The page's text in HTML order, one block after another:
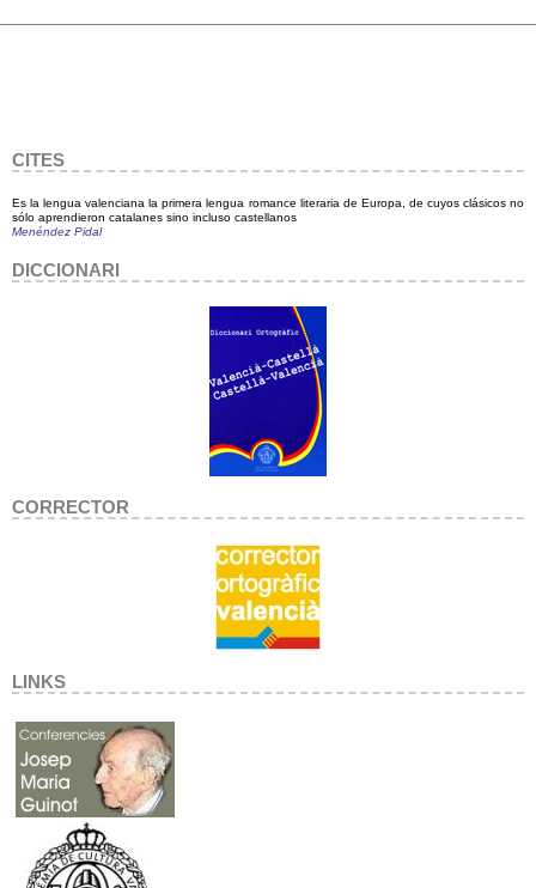
CITES
Es la lengua valenciana la primera lengua romance literaria de Europa, de cuyos clásicos no
sólo aprendieron catalanes sino incluso castellanos
Menéndez Pidal
DICCIONARI
CORRECTOR
LINKS